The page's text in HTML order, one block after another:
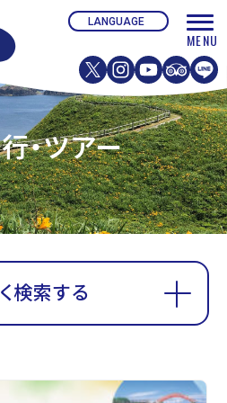
・ツアー
検索する